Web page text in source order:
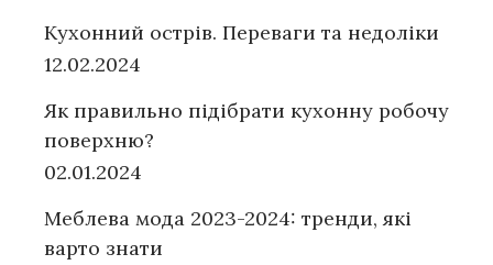
Кухонний острів. Переваги та недоліки
12.02.2024
Як правильно підібрати кухонну робочу
поверхню?
02.01.2024
Меблева мода 2023-2024: тренди, які
варто знати